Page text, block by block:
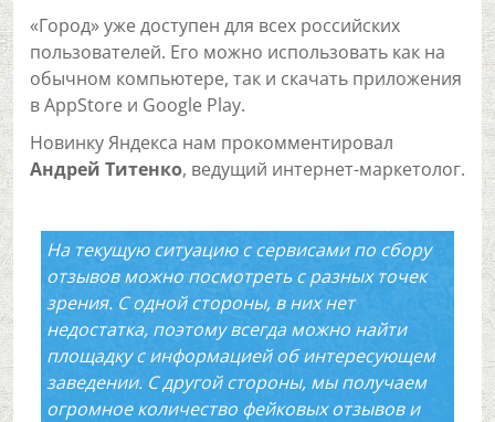
«Город» уже доступен для всех российских
пользователей. Его можно использовать как на
обычном компьютере, так и скачать приложения
в AppStore и Google Play.
Новинку Яндекса нам прокомментировал
Андрей Титенко, ведущий интернет-маркетолог.
На текущую ситуацию с сервисами по сбору
отзывов можно посмотреть с разных точек
зрения. С одной стороны, в них нет
недостатка, поэтому всегда можно найти
площадку с информацией об интересующем
заведении. С другой стороны, мы получаем
огромное количество фейковых отзывов и